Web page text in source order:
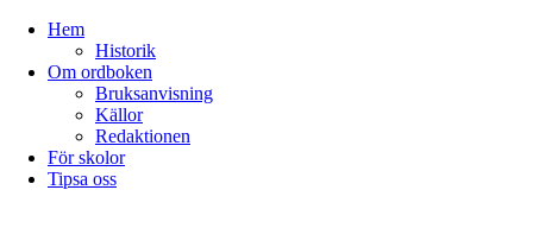
Hem
Historik
Om ordboken
Bruksanvisning
Källor
Redaktionen
För skolor
Tipsa oss